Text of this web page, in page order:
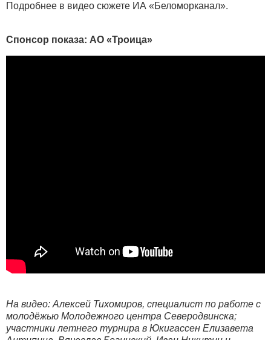
Подробнее в видео сюжете ИА «Беломорканал».
Спонсор показа: АО «Троица»
На видео: Алексей Тихомиров, специалист по работе с
молодёжью Молодежного центра Северодвинска;
участники летнего турнира в Юкигассен Елизавета